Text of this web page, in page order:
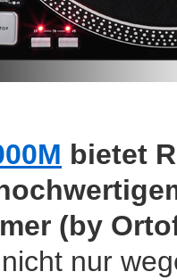
bietet
(by
nur